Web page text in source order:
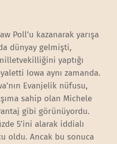
Poll’u kazanarak yarışa
dünyay gelmişti,
yaptığı
Iowa aynı zamanda.
Evanjelik nüfusu,
sahip olan Michele
gibi görünüyordu.
5’ini alarak iddialı
oldu. Ancak bu sonuca